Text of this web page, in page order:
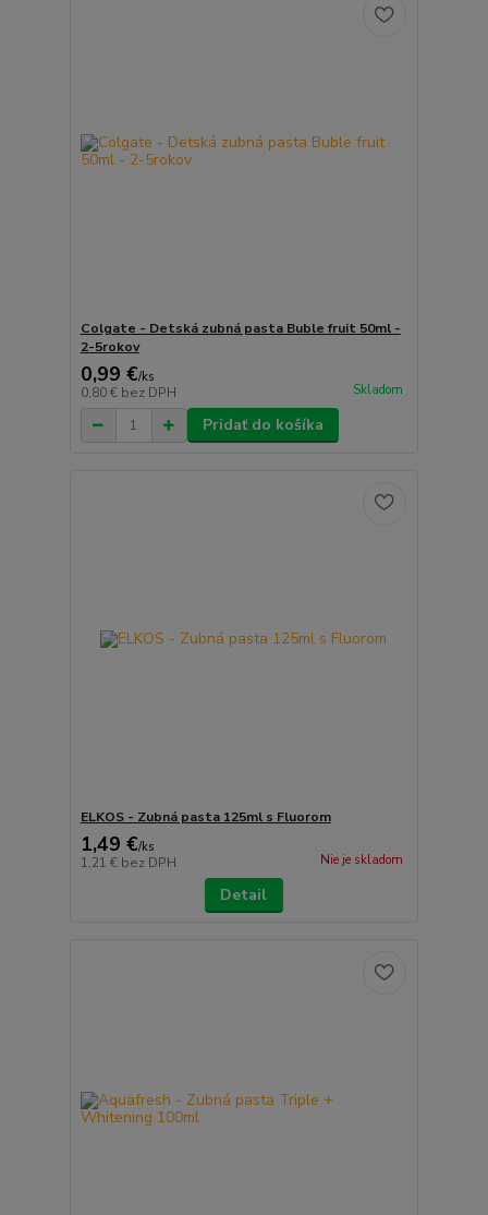
Colgate - Detská zubná pasta Buble fruit 50ml -
2-5rokov
0,99 €/ks
0,80 € bez DPH Skladom
Pridať do košíka
ELKOS - Zubná pasta 125ml s Fluorom
1,49 €/ks
1,21 € bez DPH Nie je skladom
Detail